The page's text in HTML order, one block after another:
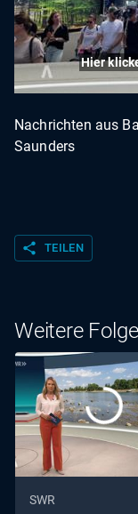
Hier
Nachrichten aus
Saunders
share TEILEN
Weitere
SWR